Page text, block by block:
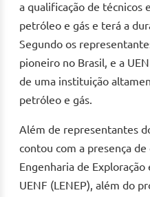
a qualificação de técnicos
petróleo e gás e terá a
Segundo os
pioneiro no Brasil, e a
de uma instituição
petróleo e gás.
Além de representantes
contou com a presença
Engenharia de
UENF (LENEP), além do